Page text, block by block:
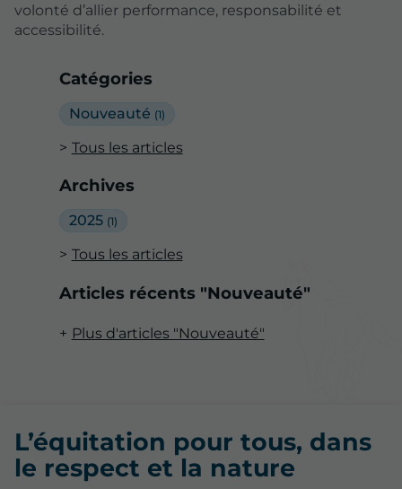
Catégories
Nouveauté (1)
Tous les articles
Archives
2025 (1)
Tous les articles
Articles récents "Nouveauté"
Plus d'articles "Nouveauté"
volonté d’allier performance, responsabilité et
accessibilité.
L’équitation pour tous, dans
le respect et la nature